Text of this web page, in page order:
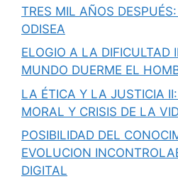
TRES MIL AÑOS
ODISEA
ELOGIO A LA DIFICULTAD
MUNDO DUERME EL
LA ÉTICA Y LA JUSTICIA
MORAL Y CRISIS DE LA
POSIBILIDAD DEL
EVOLUCION
DIGITAL